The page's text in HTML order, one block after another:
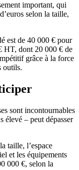
important, qui
selon la taille,
est de 40 000 € pour
HT, dont 20 000 € de
grâce à la force
outils.
sont incontournables
élevé – peut dépasser
taille, l’espace
et les équipements
000 €, selon la